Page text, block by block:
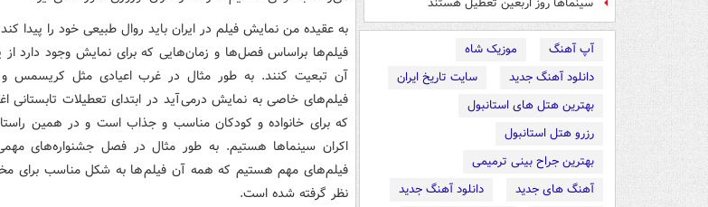
سینماها روز اربعین تعطیل هستند
آپ آهنگ
موزیک شاه
دانلود آهنگ جدید
سایت تاریخ ایران
بهترین هتل های استانبول
رزرو هتل استانبول
بهترین جراح بینی ترمیمی
آهنگ های جدید
دانلود آهنگ جدید
به عقیده من نمایش فیلم در ایران باید روال طبیعی خود را پیدا
فیلم‌ها براساس فصل‌ها و زمان‌هایی که برای نمایش وجود دارد
آن تبعیت کنند. به طور مثال در غرب اعیادی مثل کریسمس و
فیلم‌های خاصی به نمایش درمی آید در ابتدای تعطیلات تابستانی
که برای خانواده و کودکان مناسب و جذاب است و در همین
اکران سینماها هستیم. به طور مثال در فصل جشنواره‌های
فیلم‌های مهم هستیم که همه آن فیلم ها به شکل مناسب برای
نظر گرفته شده است.